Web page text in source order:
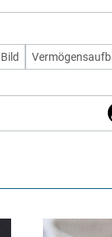
Bild